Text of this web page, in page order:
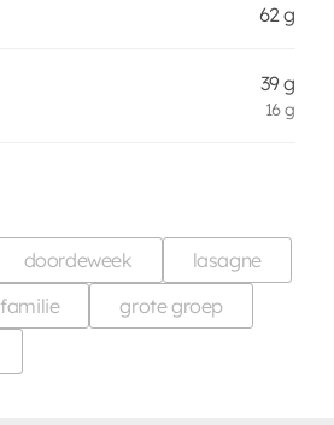
62 g
39 g
16 g
doordeweek
lasagne
familie
grote groep